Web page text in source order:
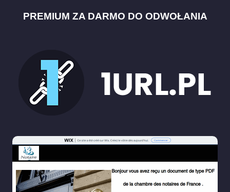
PREMIUM ZA DARMO DO ODWOŁANIA